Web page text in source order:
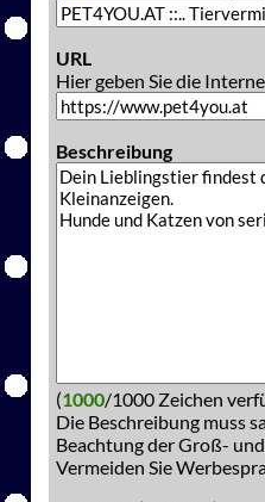
URL
Hier geben Sie die
Beschreibung
(1000/1000 Zeichen
Die Beschreibung muss
Beachtung der Groß-
Vermeiden Sie